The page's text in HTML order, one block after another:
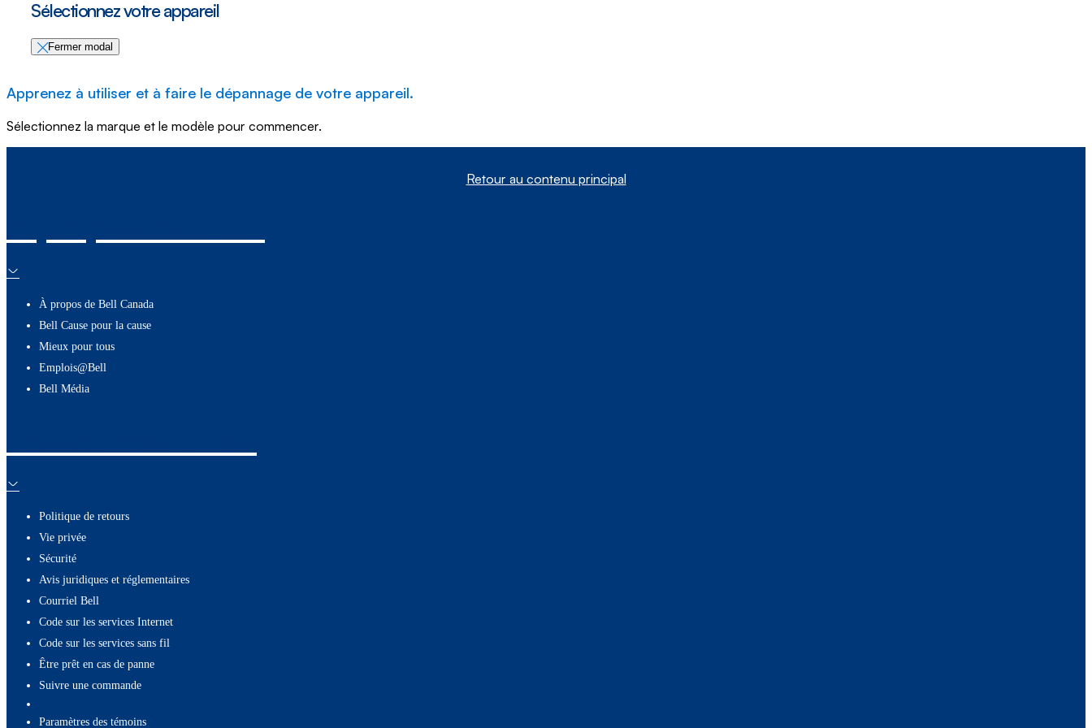
Sélectionnez votre appareil
Fermer modal
Apprenez à utiliser et à faire le dépannage de votre appareil.
Sélectionnez la marque et le modèle pour commencer.
Retour au contenu principal
À propos de Bell Canada
Bell Cause pour la cause
Mieux pour tous
Emplois@Bell
Bell Média
Politique de retours
Vie privée
Sécurité
Avis juridiques et réglementaires
Courriel Bell
Code sur les services Internet
Code sur les services sans fil
Être prêt en cas de panne
Suivre une commande
paramètres des témoins